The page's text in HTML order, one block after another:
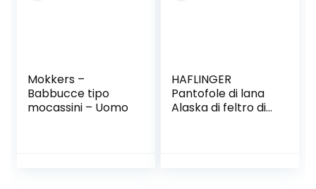
Mokkers –
Babbucce tipo
mocassini – Uomo
HAFLINGER
Pantofole di lana
Alaska di feltro di